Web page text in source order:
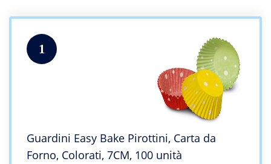
1
Guardini Easy Bake Pirottini, Carta da
Forno, Colorati, 7CM, 100 unità